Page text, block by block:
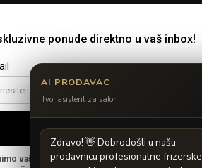
AI PRODAVAC
Tvoj asistent za salon
Zdravo! Dobrodošli u našu
prodavnicu profesionalne frizerske